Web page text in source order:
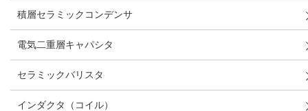
積層セラミックコンデンサ
電気二重層キャパシタ
セラミックバリスタ
インダクタ（コイル）